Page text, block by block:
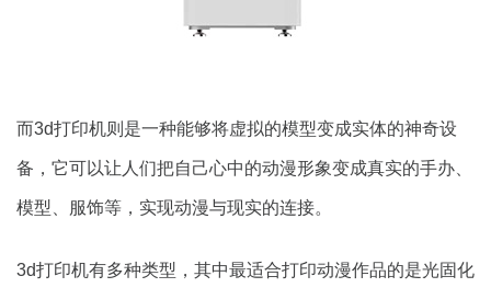
而3d打印机则是一种能够将虚拟的模型变成实体的神奇设
备，它可以让人们把自己心中的动漫形象变成真实的手办、
模型、服饰等，实现动漫与现实的连接。
3d打印机有多种类型，其中最适合打印动漫作品的是光固化